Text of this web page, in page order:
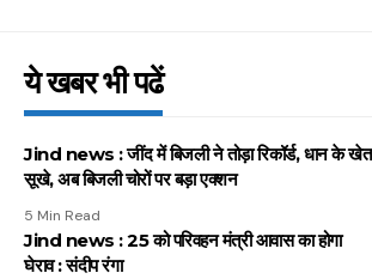
ये खबर भी पढें
Jind news : जींद में बिजली ने तोड़ा रिकॉर्ड, धान के खेत
सूखे, अब बिजली चोरों पर बड़ा एक्शन
5 Min Read
Jind news : 25 को परिवहन मंत्री आवास का होगा
घेराव : संदीप रंगा